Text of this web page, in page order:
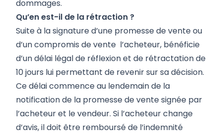
dommages.
Qu’en est-il de la rétraction ?
Suite à la signature d’une promesse de vente ou
d’un compromis de vente l’acheteur, bénéficie
d’un délai légal de réflexion et de rétractation de
10 jours lui permettant de revenir sur sa décision.
Ce délai commence au lendemain de la
notification de la promesse de vente signée par
l’acheteur et le vendeur. Si l’acheteur change
d’avis, il doit être remboursé de l’indemnité